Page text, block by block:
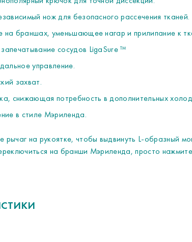
нож для безопасного рассечения тканей.
на браншах, уменьшающее нагар и прилипание к
сосудов LigaSure ™
управление.
захват.
снижающая потребность в дополнительных
в стиле Мэриленда.
рычаг на рукоятке, чтобы выдвинуть L-образный
на бранши Мэриленда, просто